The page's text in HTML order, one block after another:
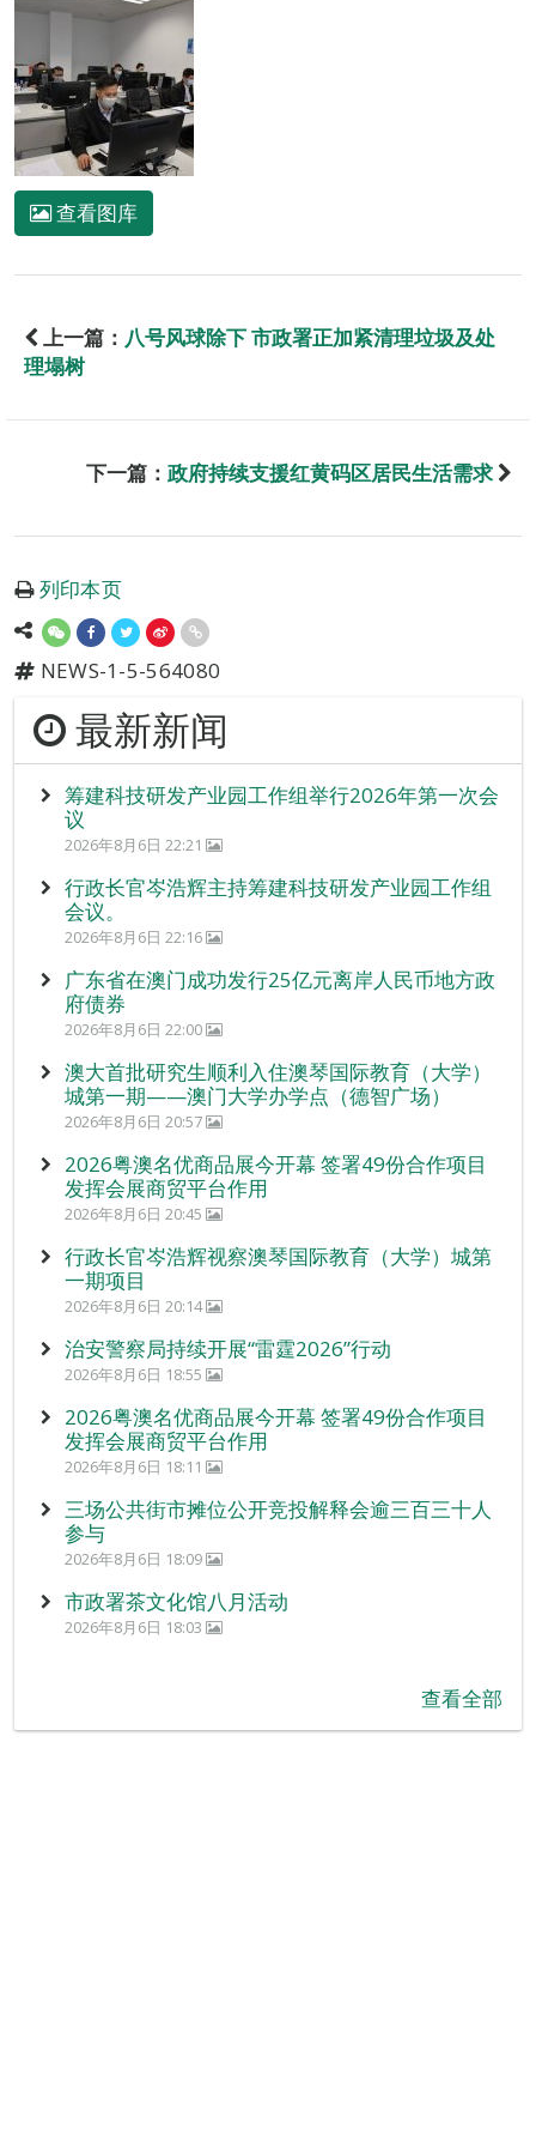
查看图库
上一篇： 八号风球除下 市政署正加紧清理垃圾及处
理塌树
下一篇： 政府持续支援红黄码区居民生活需求
列印本页
NEWS-1-5-564080
最新新闻
筹建科技研发产业园工作组举行2026年第一次会
议
2026年8月6日 22:21
行政长官岑浩辉主持筹建科技研发产业园工作组
会议。
2026年8月6日 22:16
广东省在澳门成功发行25亿元离岸人民币地方政
府债券
2026年8月6日 22:00
澳大首批研究生顺利入住澳琴国际教育（大学）
城第一期——澳门大学办学点（德智广场）
2026年8月6日 20:57
2026粤澳名优商品展今开幕 签署49份合作项目
发挥会展商贸平台作用
2026年8月6日 20:45
行政长官岑浩辉视察澳琴国际教育（大学）城第
一期项目
2026年8月6日 20:14
治安警察局持续开展“雷霆2026”行动
2026年8月6日 18:55
2026粤澳名优商品展今开幕 签署49份合作项目
发挥会展商贸平台作用
2026年8月6日 18:11
三场公共街市摊位公开竞投解释会逾三百三十人
参与
2026年8月6日 18:09
市政署茶文化馆八月活动
2026年8月6日 18:03
查看全部